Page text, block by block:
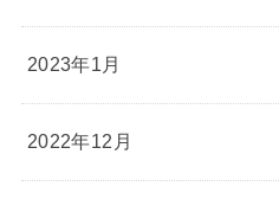
2023年1月
2022年12月